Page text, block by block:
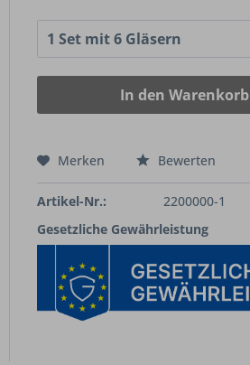
In den Warenkorb
Merken Bewerten
Artikel-Nr.:
2200000-1
Gesetzliche Gewährleistung